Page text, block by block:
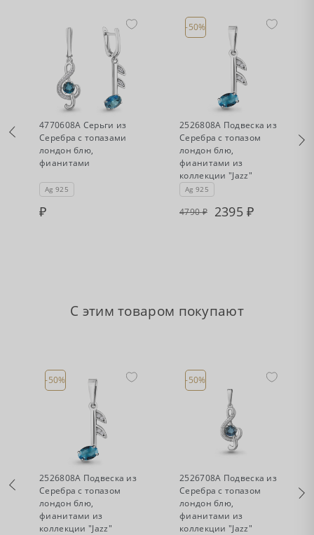
Нет в наличии
4770608А Серьги из
Серебра с топазами
лондон блю,
фианитами
Ag 925
-50%
Есть в наличии
2526808А Подвеска из
Серебра с топазом
лондон блю,
фианитами из
коллекции "Jazz"
Ag 925
4790 2395
С этим товаром покупают
-50%
Есть в наличии
2526808А Подвеска из
Серебра с топазом
лондон блю,
фианитами из
коллекции "Jazz"
-50%
2526708А Подвеска из
Серебра с топазом
лондон блю,
фианитами из
коллекции "Jazz"